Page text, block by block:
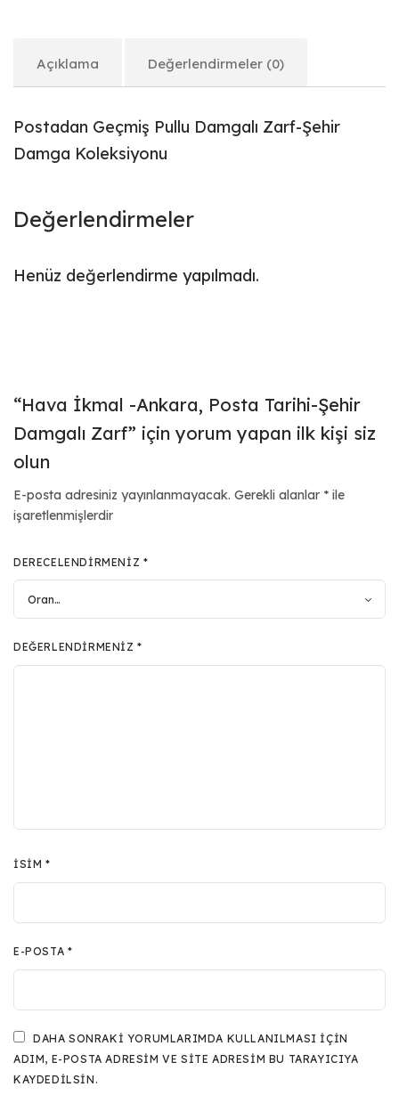
Açıklama Değerlendirmeler (0)
Postadan Geçmiş Pullu Damgalı Zarf-Şehir
Damga Koleksiyonu
Değerlendirmeler
Henüz değerlendirme yapılmadı.
“Hava İkmal -Ankara, Posta Tarihi-Şehir
Damgalı Zarf” için yorum yapan ilk kişi siz
olun
E-posta adresiniz yayınlanmayacak. Gerekli alanlar * ile
işaretlenmişlerdir
DERECELENDIRMENIZ *
DEĞERLENDIRMENIZ*
İSIM*
E-POSTA *
DAHA SONRAKI YORUMLARIMDA KULLANILMASI IÇIN
ADIM, E-POSTA ADRESIM VE SITE ADRESIM BU TARAYICIYA
KAYDEDILSIN.